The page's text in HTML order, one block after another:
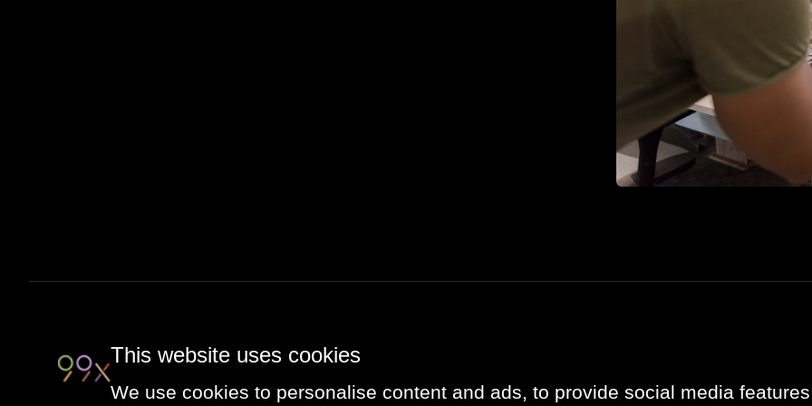
This website uses cookies
We use cookies to personalise content and ads, to provide social media
Om oss
Referanser